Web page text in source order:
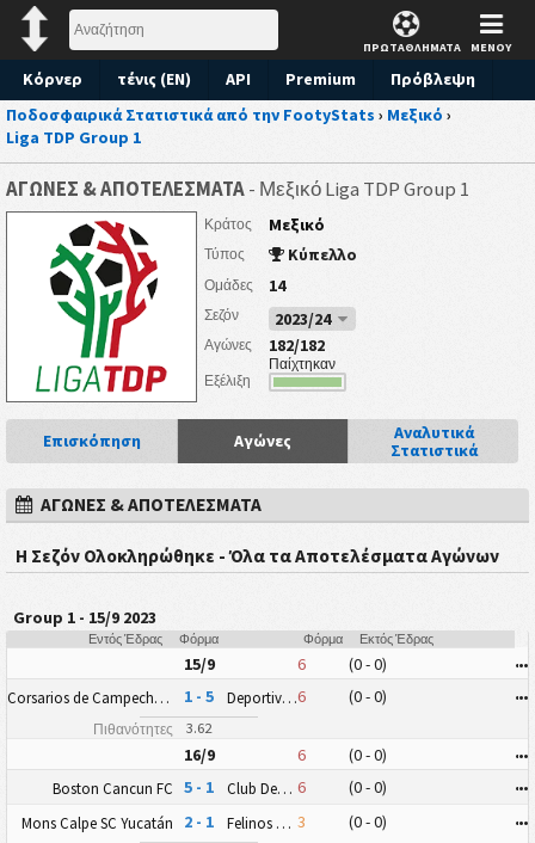
ΠΡΩΤΑΘΛΗΜΑΤΑ ΜΕΝΟΥ
Κόρνερ τένις (EN) API Premium
Πρόβλεψη
Ποδοσφαιρικά Στατιστικά από την FootyStats › Μεξικό ›
Liga TDP Group 1
ΑΓΩΝΕΣ & ΑΠΟΤΕΛΕΣΜΑΤΑ- Μεξικό Liga TDP Group 1
Κράτος Μεξικό
Τύπος Κύπελλο
Ομάδες 14
Σεζόν 2023/24
Αγώνες 182/182
Παίχτηκαν
Εξέλιξη
Επισκόπηση Αγώνες
Αναλυτικά
Στατιστικά
ΑΓΩΝΕΣ & ΑΠΟΤΕΛΕΣΜΑΤΑ
Η Σεζόν Ολοκληρώθηκε - Όλα τα Αποτελέσματα Αγώνων
Group 1 - 15/9 2023
Εντός Έδρας Φόρμα Φόρμα Εκτός Έδρας
15/9 6 (0 - 0) •••
Corsarios de Campeche FC
Πιθανότητες
1 - 5
3.62
Deportiva Venados FC II6 (0 - 0) •••
16/9 6 (0 - 0) •••
Boston Cancun FC 5 - 1 Club Deportivo Zitácuaro II 6 (0 - 0) •••
Mons Calpe SC Yucatán 2 - 1 Felinos 48 AC 3 (0 - 0) •••